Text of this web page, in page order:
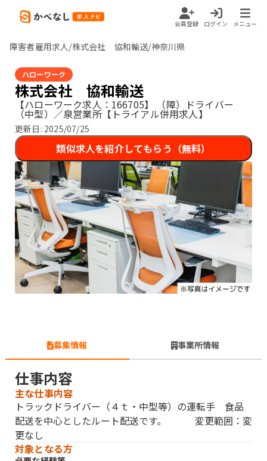
会員登録 ログイン メニュー
障害者雇用求人/株式会社 協和輸送/神奈川県
ハローワーク
株式会社 協和輸送
【ハローワーク求人：166705】 （障）ドライバー
（中型）／泉営業所【トライアル併用求人】
更新日: 2025/07/25
類似求人を紹介してもらう（無料）
募集情報 事業所情報
仕事内容
主な仕事内容
トラックドライバー（４ｔ・中型等）の運転手 食品
配送を中心としたルート配送です。 変更範囲：変
更なし
対象となる方